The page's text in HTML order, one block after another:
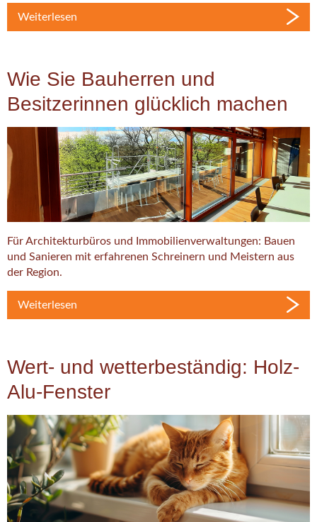
Weiterlesen
Wie Sie Bauherren und
Besitzerinnen glücklich machen
Für Architekturbüros und Immobilienverwaltungen: Bauen
und Sanieren mit erfahrenen Schreinern und Meistern aus
der Region.
Weiterlesen
Wert- und wetterbeständig: Holz-
Alu-Fenster